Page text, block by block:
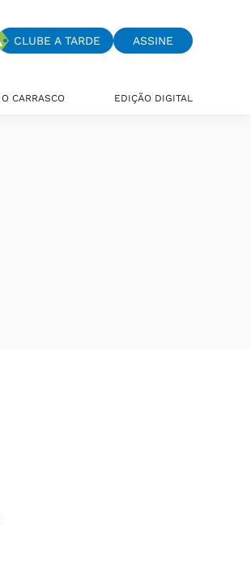
CLUBE A TARDE ASSINE
O CARRASCO EDIÇÃO DIGITAL